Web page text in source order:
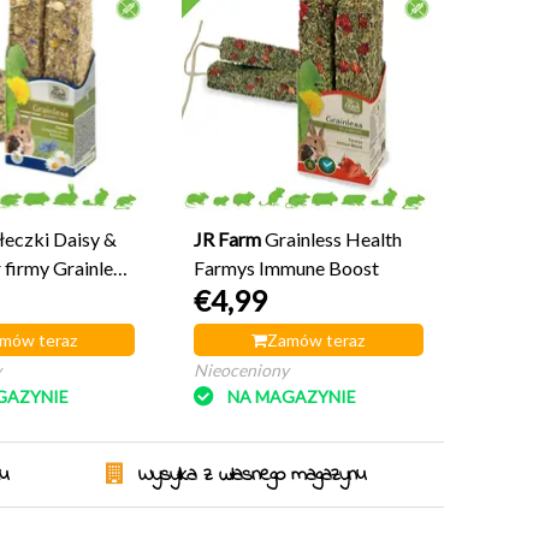
Daisy &
Grainless
teraz
JR FarmGrainless Health
Farmys Immune Boost
€4,99
Zamów teraz
Nieoceniony
NA MAGAZYNIE
Wysyłka z własnego magazynu